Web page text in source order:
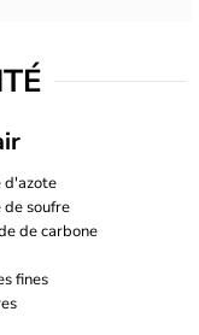
d'azote
soufre
de carbone
fines